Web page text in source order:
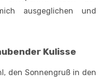
ausgeglichen und
Kulisse
den Sonnengruß in den